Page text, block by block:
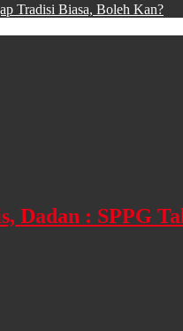
Tradisi Biasa, Boleh Kan?
Dadan : SPPG